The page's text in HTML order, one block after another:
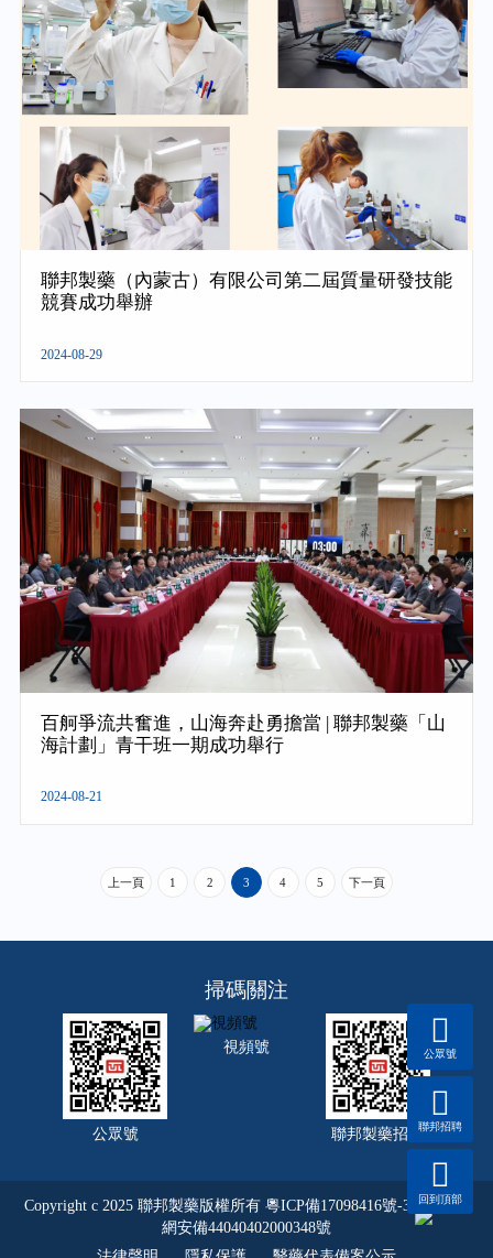
聯邦製藥（內蒙古）有限公司第二屆質量研發技能
競賽成功舉辦
2024-08-29
百舸爭流共奮進，山海奔赴勇擔當 | 聯邦製藥「山
海計劃」青干班一期成功舉行
2024-08-21
上一頁 1 2 3 4 5 下一頁
掃碼關注
公眾號
視頻號
聯邦製藥招聘
Copyright c 2025 聯邦製藥版權所有 粵ICP備17098416號-3
粵公
網安備44040402000348號
公眾號
聯邦招聘
回到頂部